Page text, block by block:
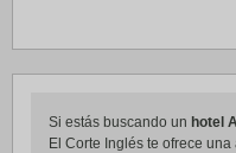
Si estás buscando un hotel
El Corte Inglés te ofrece